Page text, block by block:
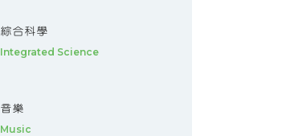
綜合科學
Integrated Science
音樂
Music